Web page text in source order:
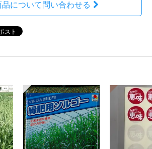
品について問い合わせる